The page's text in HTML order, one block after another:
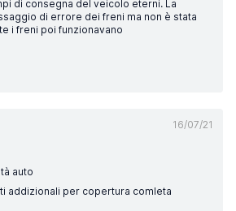
di consegna del veicolo eterni. La
di errore dei freni ma non è stata
i freni poi funzionavano
16/07/21
auto
addizionali per copertura comleta